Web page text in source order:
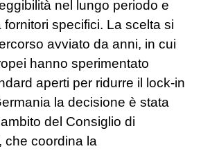
nel lungo periodo e
specifici. La scelta si
avviato da anni, in cui
hanno sperimentato
aperti per ridurre il lock‑in
la decisione è stata
del Consiglio di
che coordina la